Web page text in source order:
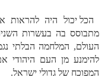
הכל יכול היה
מתבוסס בה בעשרות
העולם, המלחמה הבלתי
להימנע מן העם היהודי
המפוכח של גדולי ישראל.